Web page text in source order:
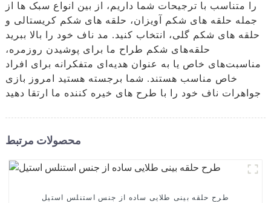
را متناسب با ترجیحات شما داریم، از بین انواع سبک ها از
جمله حلقه های شکم آویزان، حلقه های شکم کریستالی و
حلقه های شکم گلی، انتخاب کنید. مد ناف خود را بالا ببرید
حلقه‌های شکم طراح ما برای پوشیدن روزمره،
مناسبت‌های خاص یا به عنوان هدیه‌ای متفکرانه برای افراد
خاص مناسب هستند. شما برجسته هستید امروز بازی
جواهرات ناف خود را با طرح های خیره کننده ما ارتقا دهید
محصولات مرتبط
طرح حلقه بینی طلایی ساده از جنس استنلس استیل